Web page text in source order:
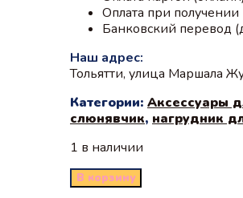
Оплата при получении
Банковский перевод
Наш адрес:
Тольятти, улица Маршала
Категории: Аксессуары
слюнявчик, нагрудник
1 в наличии
В корзину